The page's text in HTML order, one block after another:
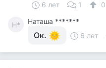
6 лет 1 0
Н* Наташа *******
Ок. 6 лет